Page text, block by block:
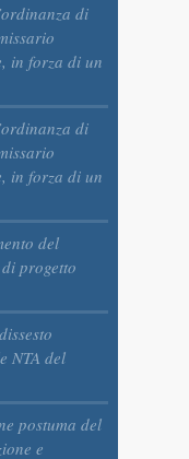
di
in forza di un
di
in forza di un
del
progetto
NTA del
postuma del
e